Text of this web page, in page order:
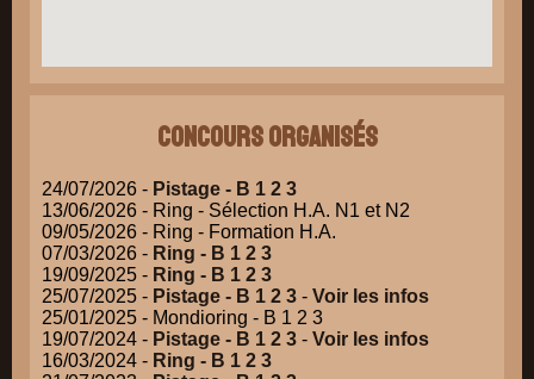
Concours organisés
24/07/2026 - Pistage - B 1 2 3
13/06/2026 - Ring - Sélection H.A. N1 et N2
09/05/2026 - Ring - Formation H.A.
07/03/2026 - Ring - B 1 2 3
19/09/2025 - Ring - B 1 2 3
25/07/2025 - Pistage - B 1 2 3 - Voir les infos
25/01/2025 - Mondioring - B 1 2 3
19/07/2024 - Pistage - B 1 2 3 - Voir les infos
16/03/2024 - Ring - B 1 2 3